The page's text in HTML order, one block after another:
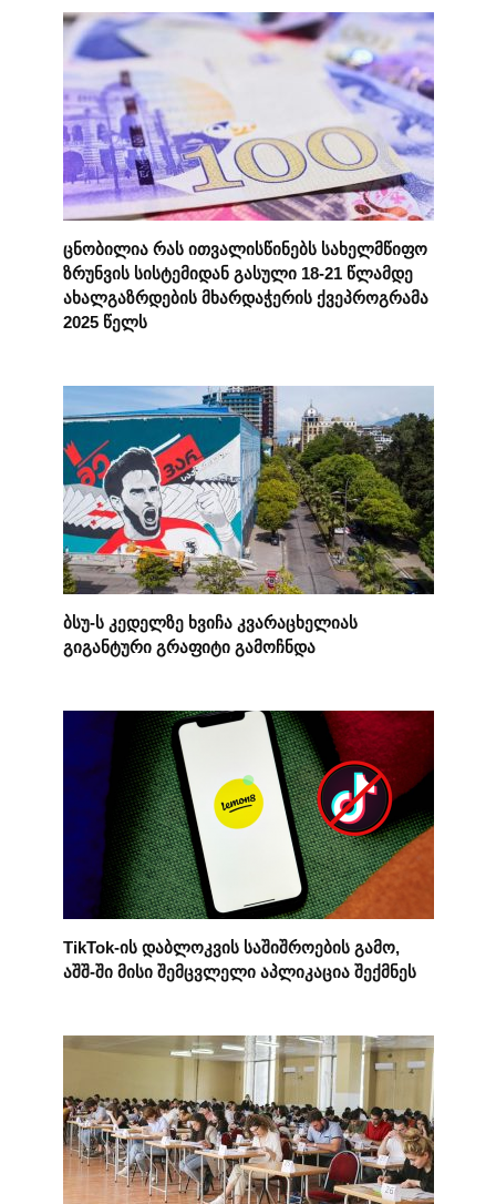
ცნობილია რას ითვალისწინებს სახელმწიფო
ზრუნვის სისტემიდან გასული 18-21 წლამდე
ახალგაზრდების მხარდაჭერის ქვეპროგრამა
2025 წელს
ბსუ-ს კედელზე ხვიჩა კვარაცხელიას
გიგანტური გრაფიტი გამოჩნდა
TikTok-ის დაბლოკვის საშიშროების გამო,
აშშ-ში მისი შემცვლელი აპლიკაცია შექმნეს